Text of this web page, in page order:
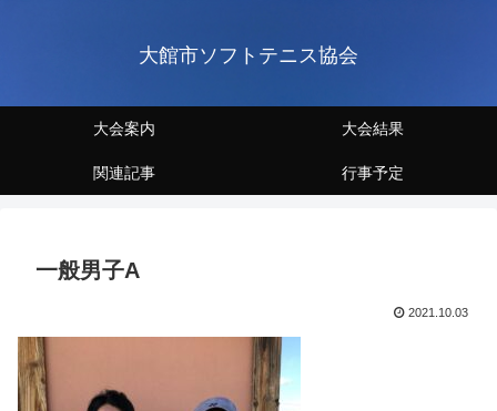
大館市ソフトテニス協会
大会案内 大会結果
関連記事 行事予定
一般男子A
2021.10.03